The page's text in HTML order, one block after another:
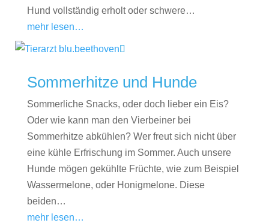
Hund vollständig erholt oder schwere…
mehr lesen…
Sommerhitze und Hunde
Sommerliche Snacks, oder doch lieber ein Eis?
Oder wie kann man den Vierbeiner bei
Sommerhitze abkühlen? Wer freut sich nicht über
eine kühle Erfrischung im Sommer. Auch unsere
Hunde mögen gekühlte Früchte, wie zum Beispiel
Wassermelone, oder Honigmelone. Diese
beiden…
mehr lesen…